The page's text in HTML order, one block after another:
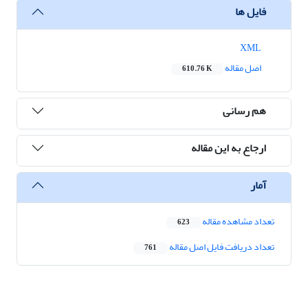
فایل ها
اصل مقاله
610.76 K
هم رسانی
ارجاع به این مقاله
آمار
تعداد مشاهده مقاله 623
تعداد دریافت فایل اصل مقاله 761